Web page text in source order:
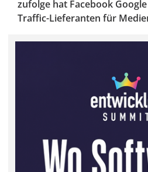
zufolge hat Facebook
Traffic-Lieferanten für